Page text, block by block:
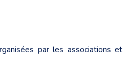
par les associations et